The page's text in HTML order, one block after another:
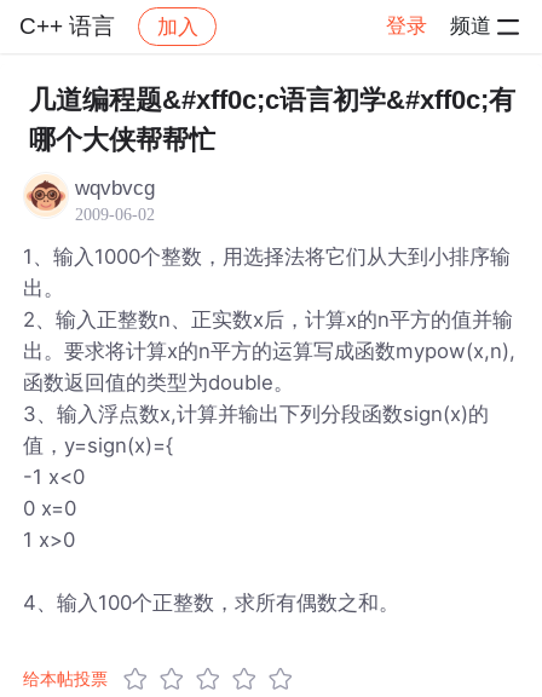
C++ 语言 加入 登录 频道
社区 C++ 语言 帖子详情
几道编程题&#xff0c;c语言初学&#xff0c;有
哪个大侠帮帮忙
wqvbvcg
2009-06-02
1、输入1000个整数，用选择法将它们从大到小排序输
出。
2、输入正整数n、正实数x后，计算x的n平方的值并输
出。要求将计算x的n平方的运算写成函数mypow(x,n),
函数返回值的类型为double。
3、输入浮点数x,计算并输出下列分段函数sign(x)的
值，y=sign(x)={
-1 x<0
0 x=0
1 x>0
4、输入100个正整数，求所有偶数之和。
给本帖投票